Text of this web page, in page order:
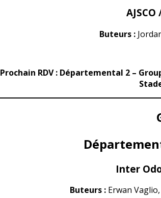
Buteurs :
Prochain RDV : Départemental 2 –
Inter
Buteurs : Erwan